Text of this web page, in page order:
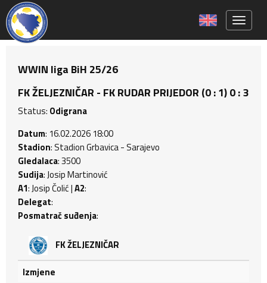
WWIN liga BiH 25/26
FK ŽELJEZNIČAR - FK RUDAR PRIJEDOR (0 : 1) 0 : 3
Status: Odigrana
Datum: 16.02.2026 18:00
Stadion: Stadion Grbavica - Sarajevo
Gledalaca: 3500
Sudija: Josip Martinović
A1: Josip Čolić |A2:
Delegat:
Posmatrač suđenja:
FK ŽELJEZNIČAR
Izmjene